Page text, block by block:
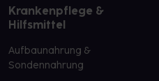
Krankenpflege &
Hilfsmittel
Aufbaunahrung &
Sondennahrung